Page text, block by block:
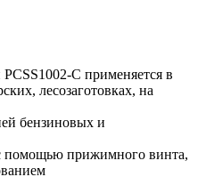
C применяется в
лесозаготовках, на
бензиновых и
помощью прижимного винта,